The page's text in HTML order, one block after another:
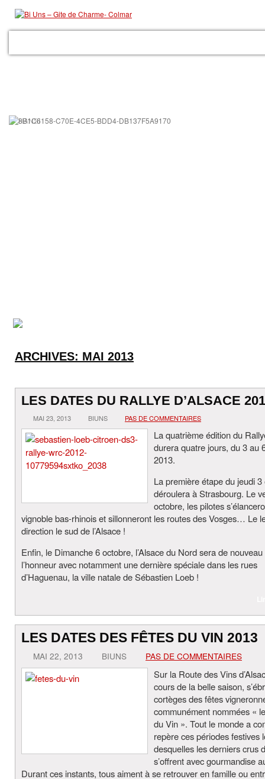
ARCHIVES: MAI 2013
LES DATES DU RALLYE D’ALSACE
MAI 23, 2013 BIUNS PAS DE COMMENTAIRES
La quatrième édition du
durera quatre jours, du 3 au
2013.
La première étape du jeudi
déroulera à Strasbourg. Le
octobre, les pilotes
vignoble bas-rhinois et sillonneront les routes des Vosges… Le
direction le sud de l’Alsace !
Enfin, le Dimanche 6 octobre, l’Alsace du Nord sera de nouveau
l’honneur avec notamment une dernière spéciale dans les rues
d’Haguenau, la ville natale de Sébastien Loeb !
LES DATES DES FÊTES DU VIN 2013
MAI 22, 2013 BIUNS PAS DE COMMENTAIRES
Sur la Route des Vins
cours de la belle saison,
cortèges des fêtes
communément nommées «
du Vin ». Tout le monde a
repère ces périodes festives
desquelles les derniers crus
s’offrent avec gourmandise
Durant ces instants, tous aiment à se retrouver en famille ou